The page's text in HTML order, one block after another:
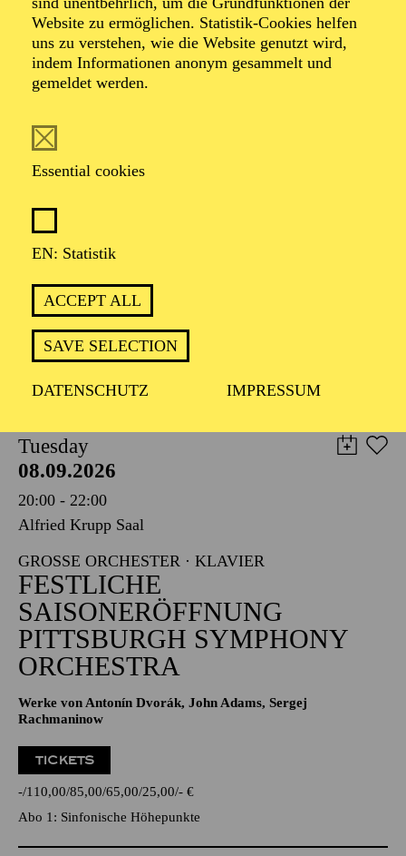
Website zu ermöglichen. Statistik-Cookies helfen
uns zu verstehen, wie die Website genutzt wird,
indem Informationen anonym gesammelt und
gemeldet werden.
Essential cookies
EN: Statistik
ACCEPT ALL
SAVE SELECTION
DATENSCHUTZ IMPRESSUM
55,20 52,70€
EN: SCHAUSPIEL ESSEN
05.09.2026
19:30 - 21:30
BLICK AUF DEN IRAN –
STIMMEN ZUR AKTUELLEN
LAGE
TICKETS
8,00€
Tuesday
08.09.2026
20:00 - 22:00
Alfried Krupp Saal
GROSSE ORCHESTER · KLAVIER
FESTLICHE
SAISONERÖFFNUNG
PITTSBURGH SYMPHONY
ORCHESTRA
Werke von Antonín Dvorák, John Adams, Sergej
Rachmaninow
TICKETS
- 110,00 85,00 65,00 25,00 - €
Abo 1: Sinfonische Höhepunkte